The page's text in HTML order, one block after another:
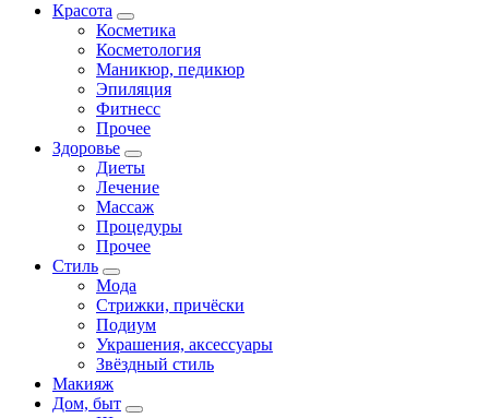
Красота
Косметика
Косметология
Маникюр, педикюр
Эпиляция
Фитнесс
Прочее
Здоровье
Диеты
Лечение
Массаж
Процедуры
Прочее
Стиль
Мода
Стрижки, причёски
Подиум
Украшения, аксессуары
Звёздный стиль
Макияж
Дом, быт